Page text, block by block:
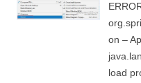
on –
load